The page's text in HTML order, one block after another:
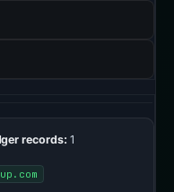
records: 1